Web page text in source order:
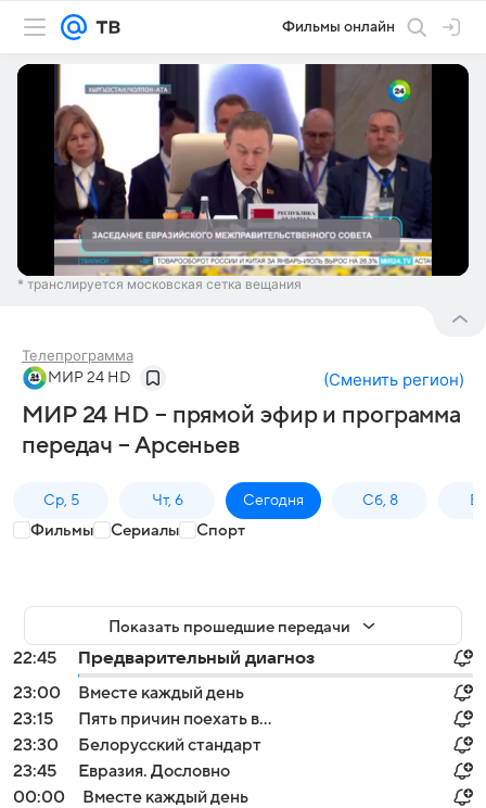
Фильмы онлайн
* транслируется московская сетка вещания
Телепрограмма
МИР 24 HD (Сменить регион)
МИР 24 HD – прямой эфир и программа
передач – Арсеньев
Ср, 5 Чт, 6 Сегодня Сб, 8
Фильмы Сериалы Спорт
Показать прошедшие передачи
22:45
Предварительный диагноз
23:00
Вместе каждый день
23:15
Пять причин поехать в...
23:30
Белорусский стандарт
23:45
Евразия. Дословно
00:00
Вместе каждый день